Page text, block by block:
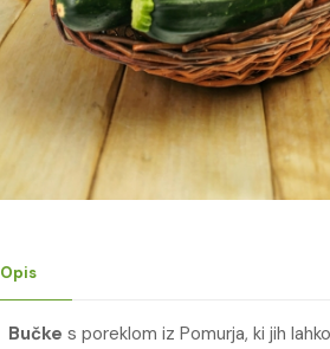
Opis
Bučke s poreklom iz Pomurja, ki jih